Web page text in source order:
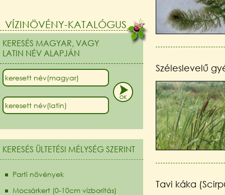
VÍZINÖVÉNY-KATALÓGUS
KERESÉS MAGYAR, VAGY
LATIN NÉV ALAPJÁN
KERESÉS ÜLTETÉSI MÉLYSÉG SZERINT
Parti növények
Mocsárkert (0-10cm vízborítás)
Széleslevelű
Tavi káka